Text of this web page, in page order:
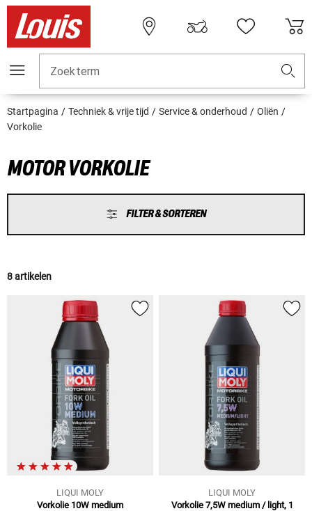
Zoekterm
Startpagina Techniek & vrije tijd Service & onderhoud
Oliën
Vorkolie
MOTOR VORKOLIE
FILTER & SORTEREN
8 artikelen
LIQUI MOLY
Vorkolie 10W medium
LIQUI MOLY
Vorkolie 7,5W medium / light, 1